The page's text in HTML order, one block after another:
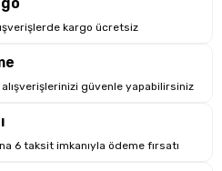
kargo ücretsiz
güvenle yapabilirsiniz
6 taksit imkanıyla ödeme fırsatı